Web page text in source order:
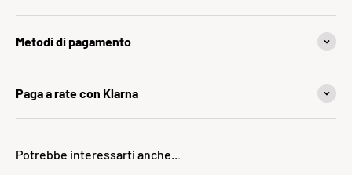
Metodi di pagamento
Paga a rate con Klarna